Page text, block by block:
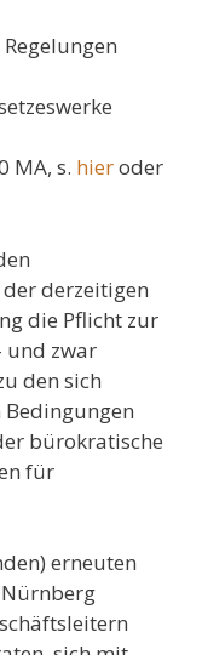
MA, s. hieroder
derzeitigen
die Pflicht zur
und zwar
den sich
bürokratische
für
erneuten